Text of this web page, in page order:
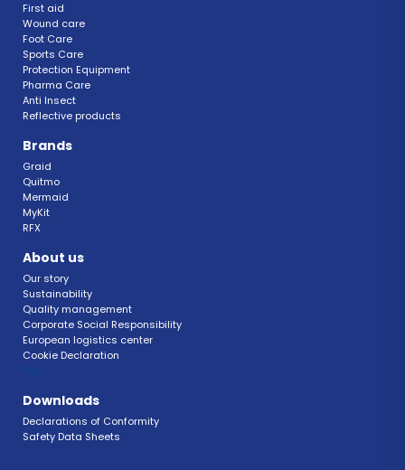
First aid
Wound care
Foot Care
Sports Care
Protection Equipment
Pharma Care
Anti Insect
Reflective products
Brands
Graid
Quitmo
Mermaid
MyKit
RFX
About us
Our story
Sustainability
Quality management
Corporate Social Responsibility
European logistics center
Cookie Declaration
FAQ
Downloads
Declarations of Conformity
Safety Data Sheets